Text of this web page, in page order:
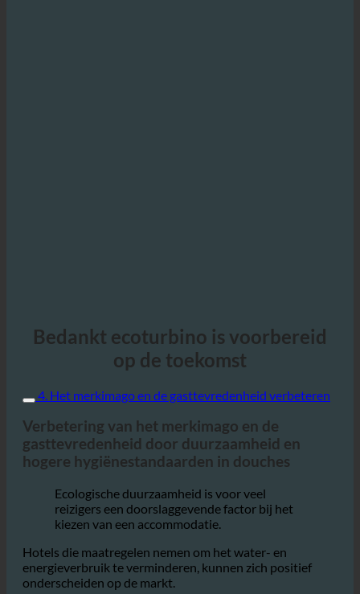
Bedankt ecoturbino is voorbereid
op de toekomst
4. Het merkimago en de gasttevredenheid verbeteren
Verbetering van het merkimago en de
hogere hygiënestandaarden in douches
Ecologische duurzaamheid is voor veel
reizigers een doorslaggevende factor bij het
kiezen van een accommodatie.